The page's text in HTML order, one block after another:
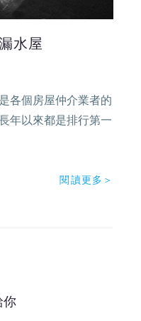
水屋
各個房屋仲介業者的
年以來都是排行第一
閱讀更多＞